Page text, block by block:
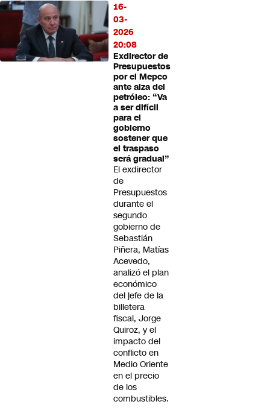
16-
03-
2026
20:08
Exdirector de
Presupuestos
por el Mepco
ante alza del
petróleo: “Va
a ser difícil
para el
gobierno
sostener que
el traspaso
será gradual”
El exdirector
de
Presupuestos
durante el
segundo
gobierno de
Sebastián
Piñera, Matías
Acevedo,
analizó el plan
económico
del jefe de la
billetera
fiscal, Jorge
Quiroz, y el
impacto del
conflicto en
Medio Oriente
en el precio
de los
combustibles.